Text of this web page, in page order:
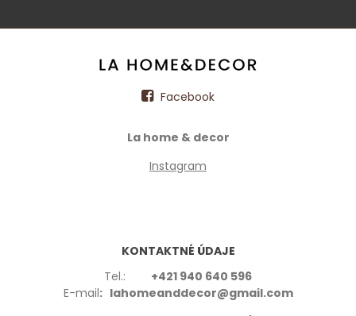
Facebook
La home & decor
Instagram
KONTAKTNÉ ÚDAJE
Tel.: +421 940 640 596
E-mail: lahomeanddecor@gmail.com